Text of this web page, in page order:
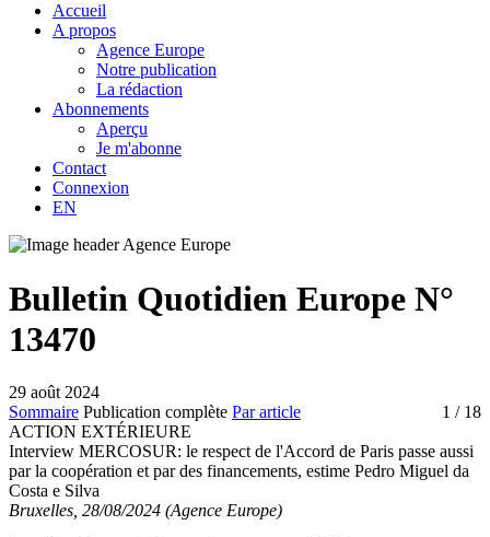
Accueil
A propos
Agence Europe
Notre publication
La rédaction
Abonnements
Aperçu
Je m'abonne
Contact
Connexion
EN
Bulletin Quotidien Europe N°
13470
29 août 2024
Sommaire Publication complète Par article 1 / 18
ACTION EXTÉRIEURE
Interview MERCOSUR: le respect de l'Accord de Paris passe aussi
par la coopération et par des financements, estime Pedro Miguel da
Costa e Silva
Bruxelles, 28/08/2024 (Agence Europe)